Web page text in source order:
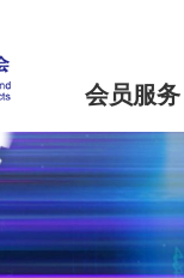
会员服务